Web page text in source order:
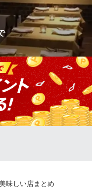
香ばしく食欲をそそる逸
レア 六本木店
仕上がる様子を見るこ
ワーを望めるテラス席
落ち着いた雰囲気の中
招かれたような落ち着い
りです。
味しい店まとめ